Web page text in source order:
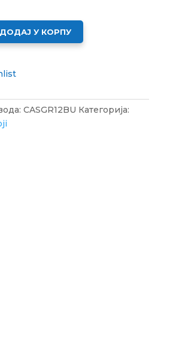
ДОДАЈ У КОРПУ
CASGR12BU Категорија: